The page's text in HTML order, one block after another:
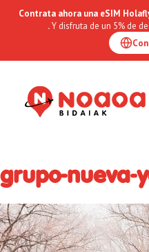
Contrata ahora una eSIM
. Y disfruta de un 5% de
grupo-nueva-